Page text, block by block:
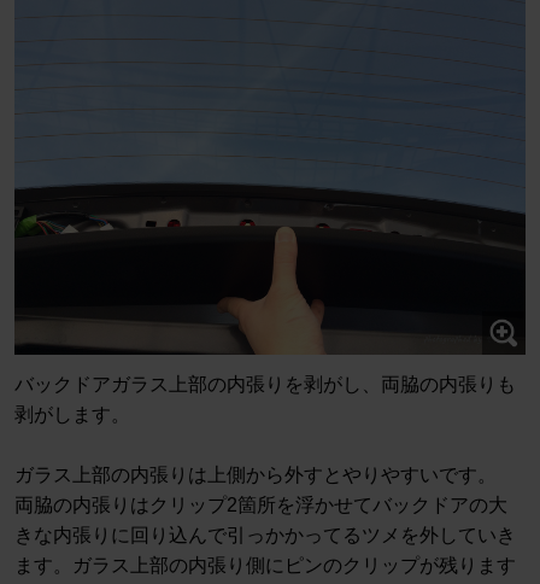
バックドアガラス上部の内張りを剥がし、両脇の内張りも
剥がします。
ガラス上部の内張りは上側から外すとやりやすいです。
両脇の内張りはクリップ2箇所を浮かせてバックドアの大
きな内張りに回り込んで引っかかってるツメを外していき
ます。ガラス上部の内張り側にピンのクリップが残ります